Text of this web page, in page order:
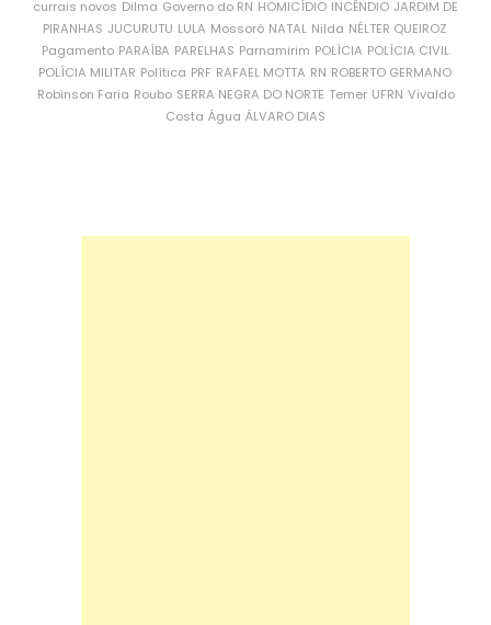
currais novos Dilma Governo do RN HOMICÍDIO INCÊNDIO JARDIM DE
PIRANHAS JUCURUTU LULA Mossoró NATAL Nilda NÉLTER QUEIROZ
Pagamento PARAÍBA PARELHAS Parnamirim POLÍCIA POLÍCIA CIVIL
POLÍCIA MILITAR Política PRF RAFAEL MOTTA RN ROBERTO GERMANO
Robinson Faria Roubo SERRA NEGRA DO NORTE Temer UFRN Vivaldo
Costa Água ÁLVARO DIAS